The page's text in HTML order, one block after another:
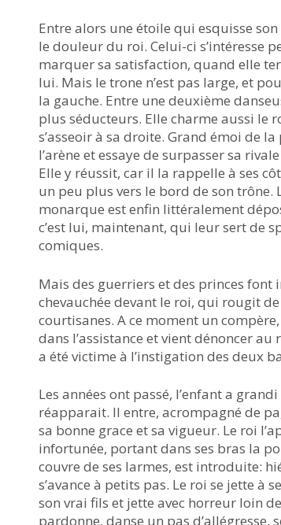
Entre alors une étoile qui esquisse
le douleur du roi. Celui-ci s’intéresse
marquer sa satisfaction, quand elle
lui. Mais le trone n’est pas large, et
la gauche. Entre une deuxième
plus séducteurs. Elle charme aussi le
s’asseoir à sa droite. Grand émoi de
l’arène et essaye de surpasser sa
Elle y réussit, car il la rappelle à ses
un peu plus vers le bord de son trône.
monarque est enfin littéralement
c’est lui, maintenant, qui leur sert de
comiques.
Mais des guerriers et des princes font
chevauchée devant le roi, qui rougit
courtisanes. A ce moment un
dans l’assistance et vient dénoncer
a été victime à l’instigation des deux
Les années ont passé, l’enfant a
réapparait. II entre, acrompagné de
sa bonne grace et sa vigueur. Le roi
infortunée, portant dans ses bras la
couvre de ses larmes, est introduite:
s’avance à petits pas. Le roi se jette
son vrai fils et jette avec horreur loin
pardonne, danse un pas